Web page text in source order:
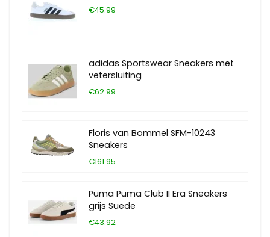
€45.99
adidas Sportswear Sneakers met
vetersluiting
€62.99
Floris van Bommel SFM-10243
Sneakers
€161.95
Puma Puma Club II Era Sneakers
grijs Suede
€43.92